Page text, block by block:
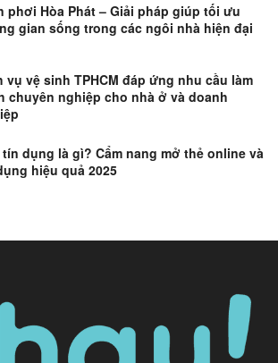
phơi Hòa Phát – Giải pháp giúp tối ưu
gian sống trong các ngôi nhà hiện đại
vụ vệ sinh TPHCM đáp ứng nhu cầu làm
chuyên nghiệp cho nhà ở và doanh
tín dụng là gì? Cẩm nang mở thẻ online và
hiệu quả 2025